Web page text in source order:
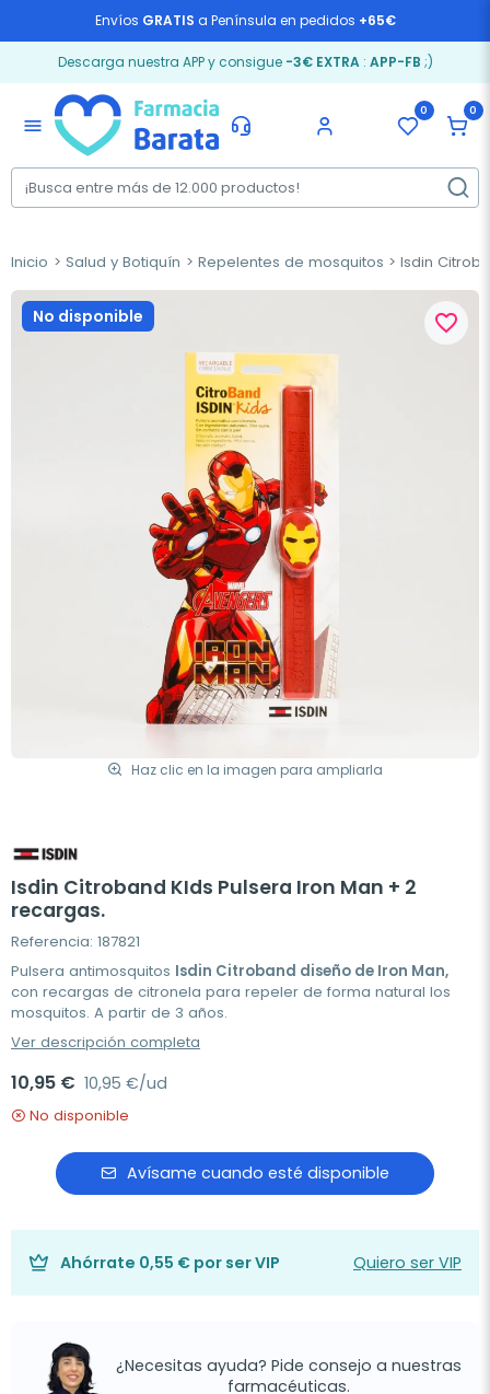
Envíos GRATIS a Península en pedidos +65€
Descarga nuestra APP y consigue -3€ EXTRA: APP-FB ;)
menu
0 0
Inicio Salud y Botiquín Repelentes de mosquitos Isdin
No disponible
Haz clic en la imagen para ampliarla
favorite_border
Isdin Citroband KIds Pulsera Iron Man + 2
recargas.
Referencia: 187821
Pulsera antimosquitos Isdin Citroband diseño de Iron Man,
con recargas de citronela para repeler de forma natural los
mosquitos. A partir de 3 años.
Ver descripción completa
10,95 € 10,95 €/ud
No disponible
Avísame cuando esté disponible
Ahórrate 0,55 € por ser VIP Quiero ser VIP
¿Necesitas ayuda? Pide consejo a nuestras
farmacéuticas.